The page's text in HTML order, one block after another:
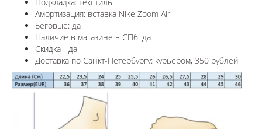
Амортизация: вставка Nike Zoom Air
Беговые: да
Наличие в магазине в СПб: да
Скидка - да
Доставка по Санкт-Петербургу: курьером, 350 рублей